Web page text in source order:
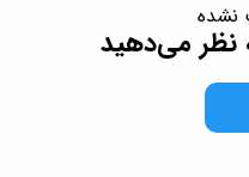
نشده
نظر می‌دهید